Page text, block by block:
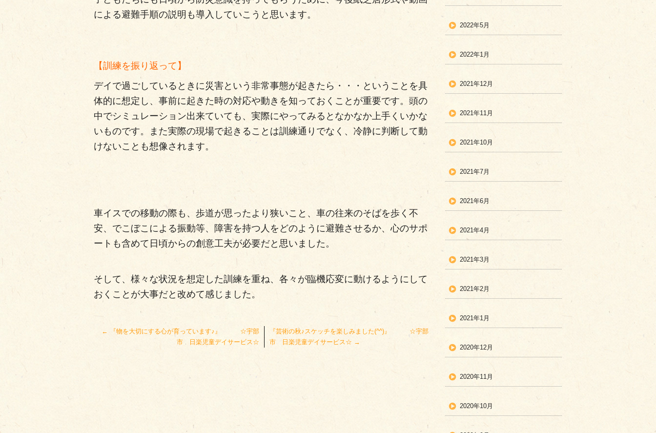
による避難手順の説明も導入していこうと思います。
【訓練を振り返って】
デイで過ごしているときに災害という非常事態が起きたら・・・ということを具
体的に想定し、事前に起きた時の対応や動きを知っておくことが重要です。頭の
中でシミュレーション出来ていても、実際にやってみるとなかなか上手くいかな
いものです。また実際の現場で起きることは訓練通りでなく、冷静に判断して動
けないことも想像されます。
車イスでの移動の際も、歩道が思ったより狭いこと、車の往来のそばを歩く不
安、でこぼこによる振動等、障害を持つ人をどのように避難させるか、心のサポ
ートも含めて日頃からの創意工夫が必要だと思いました。
そして、様々な状況を想定した訓練を重ね、各々が臨機応変に動けるようにして
おくことが大事だと改めて感じました。
←
『物を大切にする心が育っています♪』 ☆宇部
市 日楽児童デイサービス☆
『芸術の秋♪スケッチを楽しみました(^^)』 ☆宇部
市 日楽児童デイサービス☆ →
2022年5月
2022年1月
2021年12月
2021年11月
2021年10月
2021年7月
2021年6月
2021年4月
2021年3月
2021年2月
2021年1月
2020年12月
2020年11月
2020年10月